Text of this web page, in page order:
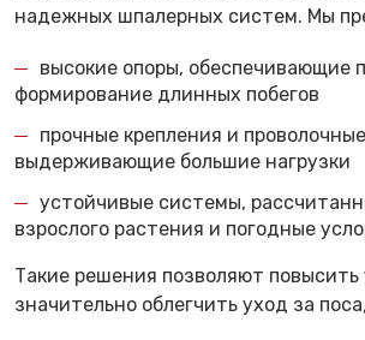
надежных шпалерных систем. Мы
высокие опоры, обеспечивающие
формирование длинных побегов
прочные крепления и
выдерживающие большие нагрузки
устойчивые системы,
взрослого растения и погодные
Такие решения позволяют
значительно облегчить уход за